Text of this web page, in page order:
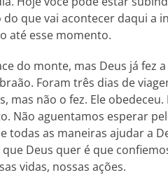
que vai acontecer daqui a
até esse momento.
do monte, mas Deus já fez
Foram três dias de
mas não o fez. Ele
Não aguentamos esperar
todas as maneiras ajudar a
Deus quer é que
vidas, nossas ações.